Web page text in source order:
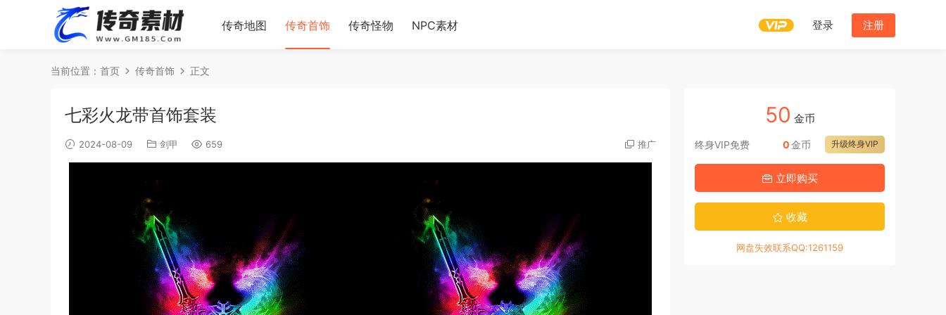
传奇地图 传奇首饰 传奇怪物 NPC素材 登录 注册
当前位置： 首页 传奇首饰 正文
七彩火龙带首饰套装
2024-08-09 剑甲 659 推广
50 金币
终身VIP免费 升级终身VIP
0金币
立即购买
收藏
网盘失效联系QQ:1261159